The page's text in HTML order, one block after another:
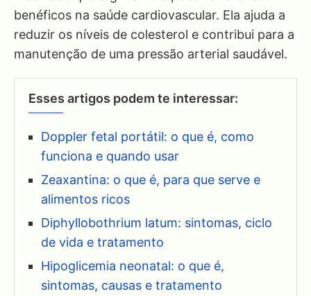
benéficos na saúde cardiovascular. Ela ajuda a
reduzir os níveis de colesterol e contribui para a
manutenção de uma pressão arterial saudável.
Esses artigos podem te interessar:
Doppler fetal portátil: o que é, como
funciona e quando usar
Zeaxantina: o que é, para que serve e
alimentos ricos
Diphyllobothrium latum: sintomas, ciclo
de vida e tratamento
Hipoglicemia neonatal: o que é,
sintomas, causas e tratamento